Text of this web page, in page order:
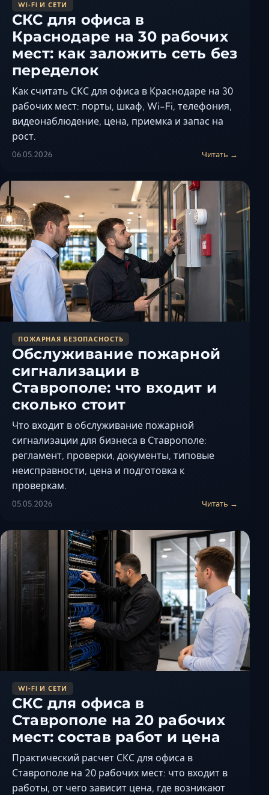
WI‑FI И СЕТИ
СКС для офиса в
Краснодаре на 30 рабочих
мест: как заложить сеть без
переделок
Как считать СКС для офиса в Краснодаре на 30
рабочих мест: порты, шкаф, Wi-Fi, телефония,
видеонаблюдение, цена, приемка и запас на
рост.
06.05.2026 Читать →
ПОЖАРНАЯ БЕЗОПАСНОСТЬ
Обслуживание пожарной
сигнализации в
Ставрополе: что входит и
сколько стоит
Что входит в обслуживание пожарной
сигнализации для бизнеса в Ставрополе:
регламент, проверки, документы, типовые
неисправности, цена и подготовка к
проверкам.
05.05.2026 Читать →
WI‑FI И СЕТИ
СКС для офиса в
Ставрополе на 20 рабочих
мест: состав работ и цена
Практический расчет СКС для офиса в
Ставрополе на 20 рабочих мест: что входит в
работы, от чего зависит цена, где возникают